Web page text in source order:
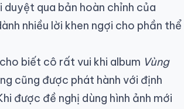
duyệt qua bản hoàn chỉnh của
nhiều lời khen ngợi cho phần thể
biết cô rất vui khi album Vùng
cũng được phát hành với định
được đề nghị dùng hình ảnh mới